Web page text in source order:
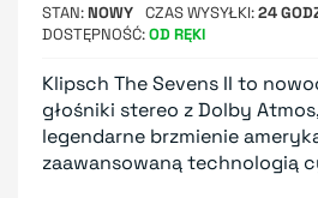
STAN NOWY CZAS WYSYŁKI 24
DOSTĘPNOŚĆ OD RĘKI
Klipsch The Sevens II to
głośniki stereo z Dolby
legendarne brzmienie
zaawansowaną technologią